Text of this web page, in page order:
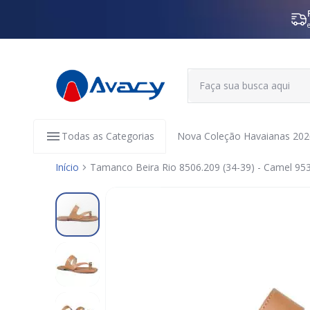
Todas as Categorias Nova Coleção Havaianas
Início
Tamanco Beira Rio 8506.209 (34-39) - Camel
Pular
para
o
final
Galeria